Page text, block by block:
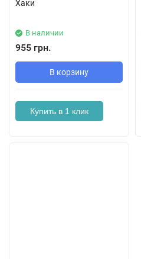
Хаки
В наличии
955 грн.
В корзину
Купить в 1 клик